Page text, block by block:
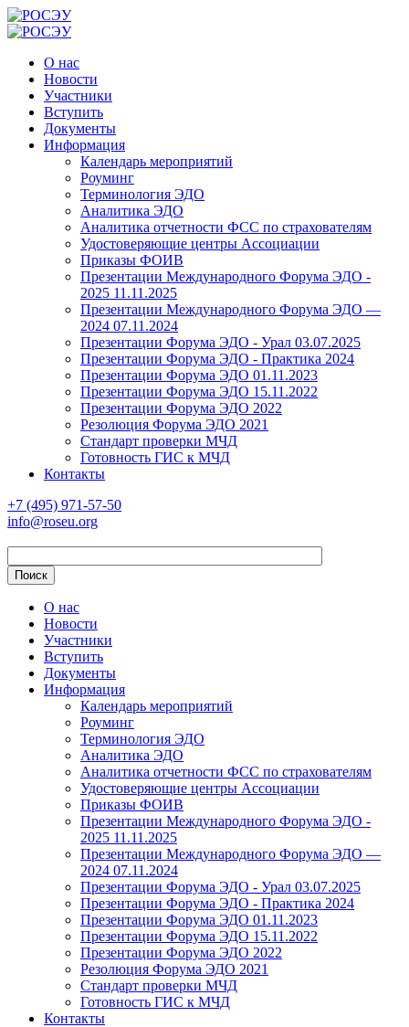
О нас
Новости
Участники
Вступить
Документы
Информация
Календарь мероприятий
Роуминг
Терминология ЭДО
Аналитика ЭДО
Аналитика отчетности ФСС по страхователям
Удостоверяющие центры Ассоциации
Приказы ФОИВ
Презентации Международного Форума ЭДО -
2025 11.11.2025
Презентации Международного Форума ЭДО —
2024 07.11.2024
Презентации Форума ЭДО - Урал 03.07.2025
Презентации Форума ЭДО - Практика 2024
Презентации Форума ЭДО 01.11.2023
Презентации Форума ЭДО 15.11.2022
Презентации Форума ЭДО 2022
Резолюция Форума ЭДО 2021
Стандарт проверки МЧД
Готовность ГИС к МЧД
Контакты
+7 (495) 971-57-50
info@roseu.org
О нас
Новости
Участники
Вступить
Документы
Информация
Календарь мероприятий
Роуминг
Терминология ЭДО
Аналитика ЭДО
Аналитика отчетности ФСС по страхователям
Удостоверяющие центры Ассоциации
Приказы ФОИВ
Презентации Международного Форума ЭДО -
2025 11.11.2025
Презентации Международного Форума ЭДО —
2024 07.11.2024
Презентации Форума ЭДО - Урал 03.07.2025
Презентации Форума ЭДО - Практика 2024
Презентации Форума ЭДО 01.11.2023
Презентации Форума ЭДО 15.11.2022
Презентации Форума ЭДО 2022
Резолюция Форума ЭДО 2021
Стандарт проверки МЧД
Готовность ГИС к МЧД
Контакты